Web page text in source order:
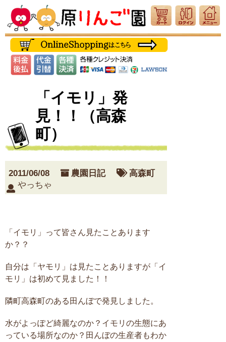
「イモリ」発
見！！（高森
町）
2011/06/08 農園日記
高森町
やっちゃ
「イモリ」って皆さん見たことあります
か？？
自分は「ヤモリ」は見たことありますが「イ
モリ」は初めて見ました！！
隣町高森町のある田んぼで発見しました。
水がよっぽど綺麗なのか？イモリの生態にあ
っている場所なのか？田んぼの生産者もわか